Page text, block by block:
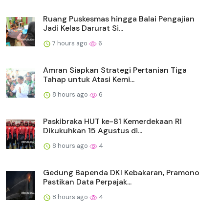
Ruang Puskesmas hingga Balai Pengajian
Jadi Kelas Darurat Si...
7 hours ago 6
Amran Siapkan Strategi Pertanian Tiga
Tahap untuk Atasi Kemi...
8 hours ago 6
Paskibraka HUT ke-81 Kemerdekaan RI
Dikukuhkan 15 Agustus di...
8 hours ago 4
Gedung Bapenda DKI Kebakaran, Pramono
Pastikan Data Perpajak...
8 hours ago 4